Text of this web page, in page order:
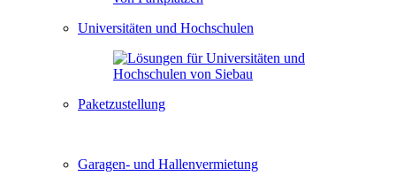
Universitäten und Hochschulen
Paketzustellung
Garagen- und Hallenvermietung